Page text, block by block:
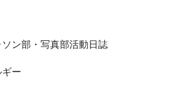
ン部・写真部活動日誌
ー